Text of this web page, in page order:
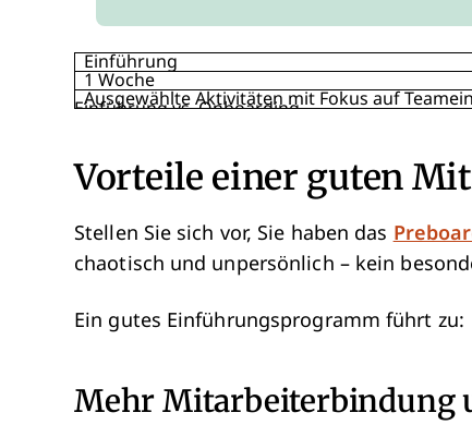
Einführung
1 Woche
Ausgewählte Aktivitäten mit Fokus auf
Einführung vs. Onboarding.
Vorteile einer guten
Stellen Sie sich vor, Sie haben das
chaotisch und unpersönlich – kein
Ein gutes Einführungsprogramm führt zu:
Mehr Mitarbeiterbindung